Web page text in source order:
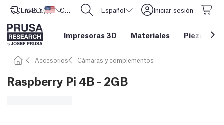
Envío a Estados Unidos
USD ($) CORE One L: ¡Ya disponible! Español Iniciar sesión
Impresoras 3D Materiales Piezas y
Accesorios Cámaras y complementos
Raspberry Pi 4B - 2GB